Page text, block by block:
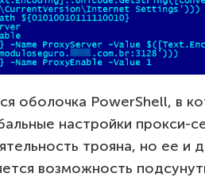
оболочка PowerShell, в
настройки прокси-
трояна, но ее и
возможность